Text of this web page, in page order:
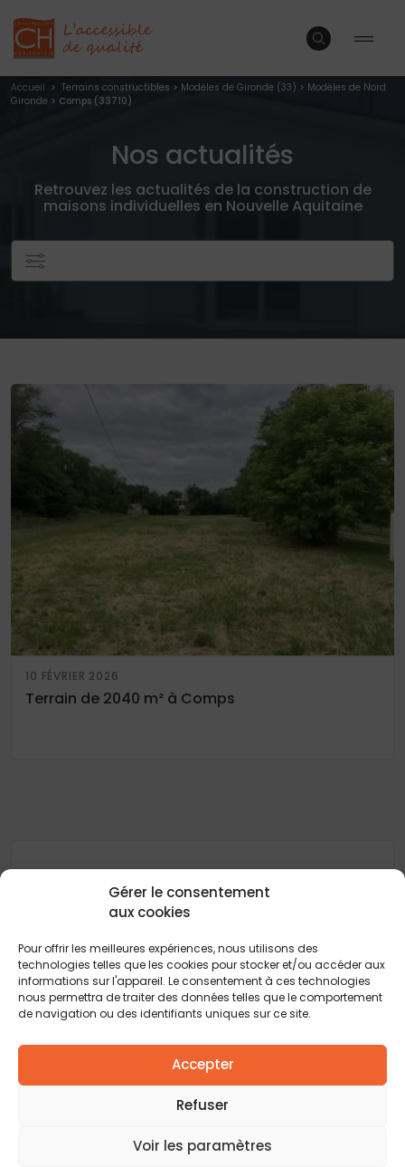
Gérer le consentement
aux cookies
Pour offrir les meilleures expériences, nous utilisons des
technologies telles que les cookies pour stocker et/ou accéder aux
informations sur l'appareil. Le consentement à ces technologies
nous permettra de traiter des données telles que le comportement
de navigation ou des identifiants uniques sur ce site.
Accepter
Refuser
Voir les paramètres
Accueil > Terrains constructibles > Modèles de Gironde (33) > Modèles de Nord
Gironde > Comps (33710)
Nos actualités
Retrouvez les actualités de la construction de
maisons individuelles en Nouvelle Aquitaine
10 FÉVRIER 2026
Terrain de 2040 m² à Comps
Délais, prix et aide au choix pour la construction
de maisons : Retrouvez tous les conseils et
neuvepour vous guider à chaque étape de votre
projet immobilier. Explorez toutes les réponses
pour transformer votre rêve de maison
individuelle en réalité.
construire votre maison ?